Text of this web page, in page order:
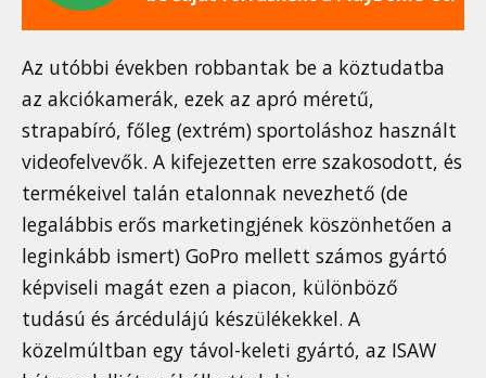
Az utóbbi években robbantak be a köztudatba
az akciókamerák, ezek az apró méretű,
strapabíró, főleg (extrém) sportoláshoz használt
videofelvevők. A kifejezetten erre szakosodott, és
termékeivel talán etalonnak nevezhető (de
legalábbis erős marketingjének köszönhetően a
leginkább ismert) GoPro mellett számos gyártó
képviseli magát ezen a piacon, különböző
tudású és árcédulájú készülékekkel. A
közelmúltban egy távol-keleti gyártó, az ISAW